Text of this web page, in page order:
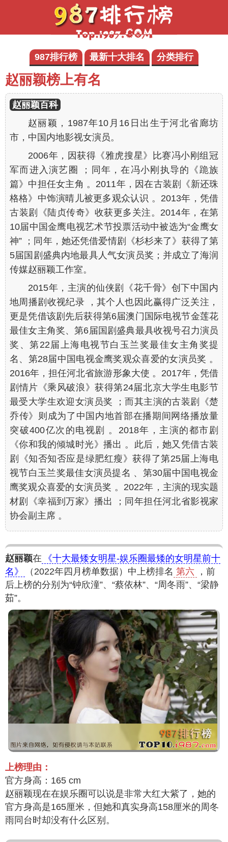
987排行榜 最新十大排名 分类排行
赵丽颖榜上有名
赵丽颖百科
赵丽颖，1987年10月16日出生于河北省廊坊
市，中国内地影视女演员。
2006年，因获得《雅虎搜星》比赛冯小刚组冠
军而进入演艺圈 ；同年，在冯小刚执导的《跪族
篇》中担任女主角 。2011年，因在古装剧《新还珠
格格》中饰演晴儿被更多观众认识 。2013年，凭借
古装剧《陆贞传奇》收获更多关注。2014年，在第
10届中国金鹰电视艺术节投票活动中被选为“金鹰女
神” ；同年，她还凭借爱情剧《杉杉来了》获得了第
5届国剧盛典内地最具人气女演员奖；并成立了海润
传媒赵丽颖工作室。
2015年，主演的仙侠剧《花千骨》创下中国内
地周播剧收视纪录 ，其个人也因此赢得广泛关注，
更是凭借该剧先后获得第6届澳门国际电视节金莲花
最佳女主角奖、第6届国剧盛典最具收视号召力演员
奖、第22届上海电视节白玉兰奖最佳女主角奖提
名、第28届中国电视金鹰奖观众喜爱的女演员奖 。
2016年，担任河北省旅游形象大使 。2017年，凭借
剧情片《乘风破浪》获得第24届北京大学生电影节
最受大学生欢迎女演员奖 ；而其主演的古装剧《楚
乔传》则成为了中国内地首部在播期间网络播放量
突破400亿次的电视剧 。2018年，主演的都市剧
《你和我的倾城时光》播出 。此后，她又凭借古装
剧《知否知否应是绿肥红瘦》获得了第25届上海电
视节白玉兰奖最佳女演员提名 、第30届中国电视金
鹰奖观众喜爱的女演员奖 。2022年，主演的现实题
材剧《幸福到万家》播出 ；同年担任河北省影视家
协会副主席 。
赵丽颖在
《十大最矮女明星-娱乐圈最矮的女明星前十
名》
（2022年四月榜单数据）中上榜排名 第六
，前
后上榜的分别为“钟欣潼”、“蔡依林”、“周冬雨”、“梁静
茹”。
上榜理由：
官方身高：165 cm
赵丽颖现在在娱乐圈可以说是非常大红大紫了，她的
官方身高是165厘米，但她和真实身高158厘米的周冬
雨同台时却没有什么区别。